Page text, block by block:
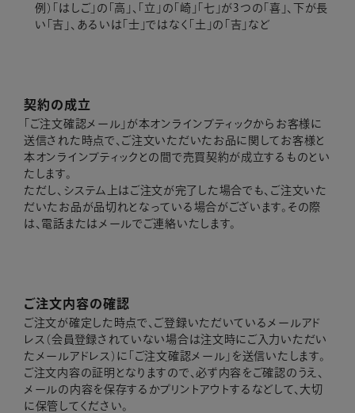
例）「はしご」の「高」、「立」の「崎」「七」が3つの「喜」、下が長
い「吉」、あるいは「士」ではなく「土」の「吉」など
契約の成立
「ご注文確認メール」が本オンラインブティックからお客様に
送信された時点で、ご注文いただいたお品に関してお客様と
本オンラインブティックとの間で売買契約が成立するものとい
たします。
ただし、システム上はご注文が完了した場合でも、ご注文いた
だいたお品が品切れとなっている場合がございます。その際
は、電話またはメールでご連絡いたします。
ご注文内容の確認
ご注文が確定した時点で、ご登録いただいているメールアド
レス（会員登録されていない場合は注文時にご入力いただい
たメールアドレス）に「ご注文確認メール」を送信いたします。
ご注文内容の証明となりますので、必ず内容をご確認のうえ、
メールの内容を保存するかプリントアウトするなどして、大切
に保管してください。